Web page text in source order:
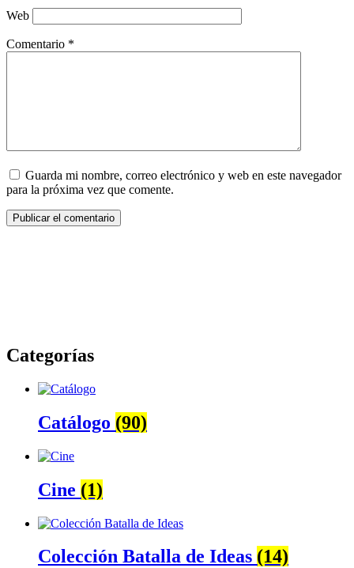
Web
Comentario *
Guarda mi nombre, correo electrónico y web en este navegador
para la próxima vez que comente.
Categorías
Catálogo (90)
Cine (1)
Colección Batalla de Ideas (14)